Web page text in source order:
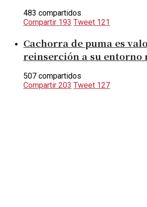
483 compartidos
Compartir 193 Tweet 121
Cachorra de puma es
reinserción a su entorno
507 compartidos
Compartir 203 Tweet 127